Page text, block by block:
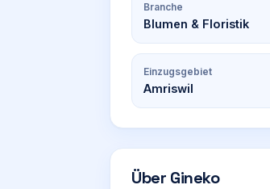
Branche
Blumen & Floristik
Einzugsgebiet
Amriswil
Über Gineko